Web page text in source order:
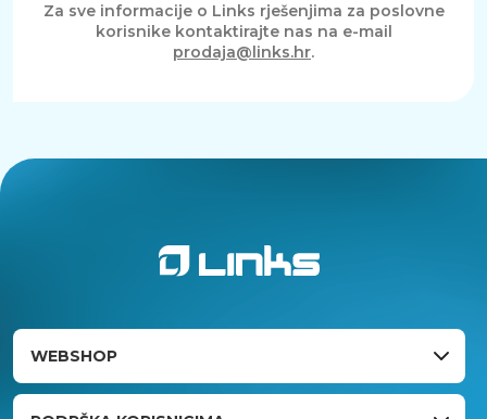
Za sve informacije o Links rješenjima za poslovne
korisnike kontaktirajte nas na e-mail
prodaja@links.hr.
WEBSHOP